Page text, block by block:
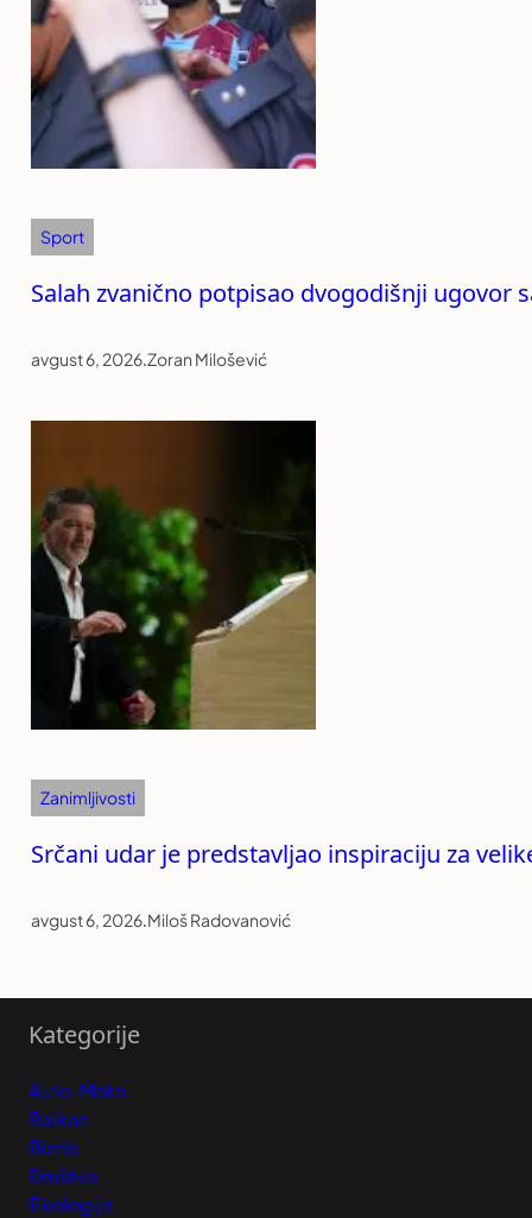
Sport
Salah zvanično potpisao dvogodišnji ugovor
avgust 6, 2026.Zoran Milošević
Zanimljivosti
Srčani udar je predstavljao inspiraciju za
avgust 6, 2026.Miloš Radovanović
Kategorije
Auto-Moto
Balkan
Biznis
Društvo
Ekologija